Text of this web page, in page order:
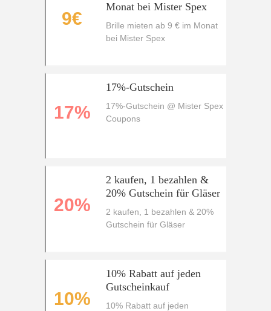
9€
Monat bei Mister Spex
Brille mieten ab 9 € im Monat
bei Mister Spex
17%
17%-Gutschein
17%-Gutschein @ Mister Spex
Coupons
20%
2 kaufen, 1 bezahlen &
20% Gutschein für Gläser
2 kaufen, 1 bezahlen & 20%
Gutschein für Gläser
10%
10% Rabatt auf jeden
Gutscheinkauf
10% Rabatt auf jeden